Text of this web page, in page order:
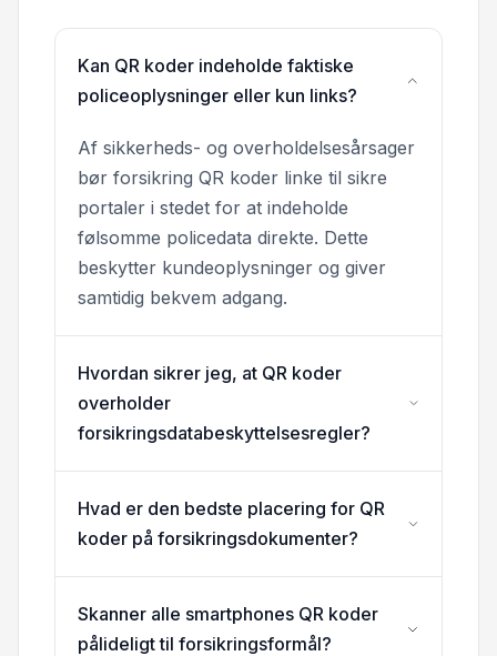
Kan QR koder indeholde faktiske
policeoplysninger eller kun links?
Af sikkerheds- og overholdelsesårsager
bør forsikring QR koder linke til sikre
portaler i stedet for at indeholde
følsomme policedata direkte. Dette
beskytter kundeoplysninger og giver
samtidig bekvem adgang.
Hvordan sikrer jeg, at QR koder
overholder
forsikringsdatabeskyttelsesregler?
Hvad er den bedste placering for QR
koder på forsikringsdokumenter?
Skanner alle smartphones QR koder
pålideligt til forsikringsformål?